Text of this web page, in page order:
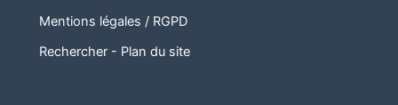
Mentions légales / RGPD
Rechercher- Plan du site